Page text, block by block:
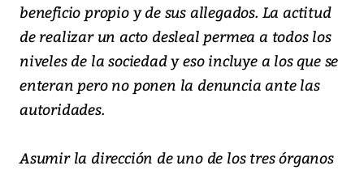
beneficio propio y de sus allegados. La actitud
de realizar un acto desleal permea a todos los
niveles de la sociedad y eso incluye a los que se
enteran pero no ponen la denuncia ante las
autoridades.
Asumir la dirección de uno de los tres órganos